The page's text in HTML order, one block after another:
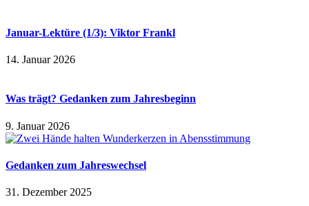
Januar-Lektüre (1/3): Viktor Frankl
14. Januar 2026
Was trägt? Gedanken zum Jahresbeginn
9. Januar 2026
Gedanken zum Jahreswechsel
31. Dezember 2025